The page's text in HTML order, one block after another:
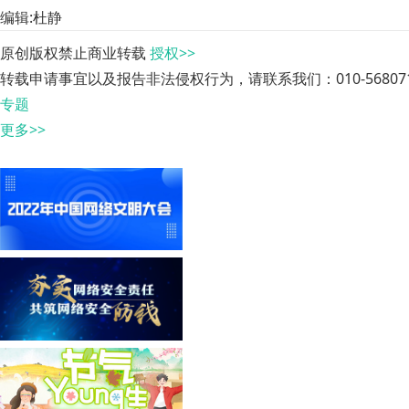
编辑:杜静
原创版权禁止商业转载 授权>>
转载申请事宜以及报告非法侵权行为，请联系我们：010-
专题
更多>>